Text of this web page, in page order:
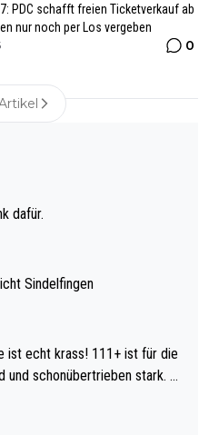
PDC schafft freien Ticketverkauf ab
nur noch per Los vergeben
0
dafür.
Sindelfingen
111+ ist für die
schonübertrieben stark. U